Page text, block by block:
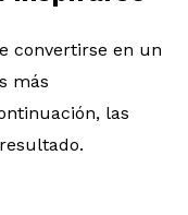
convertirse en un
más
las